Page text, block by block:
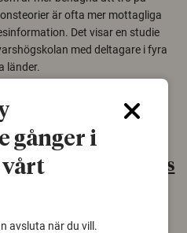
är ofta mer mottagliga
Det visar en studie
med deltagare i fyra
länder.
skinn var Sveriges
gånger i
vårt
avsluta när du vill.